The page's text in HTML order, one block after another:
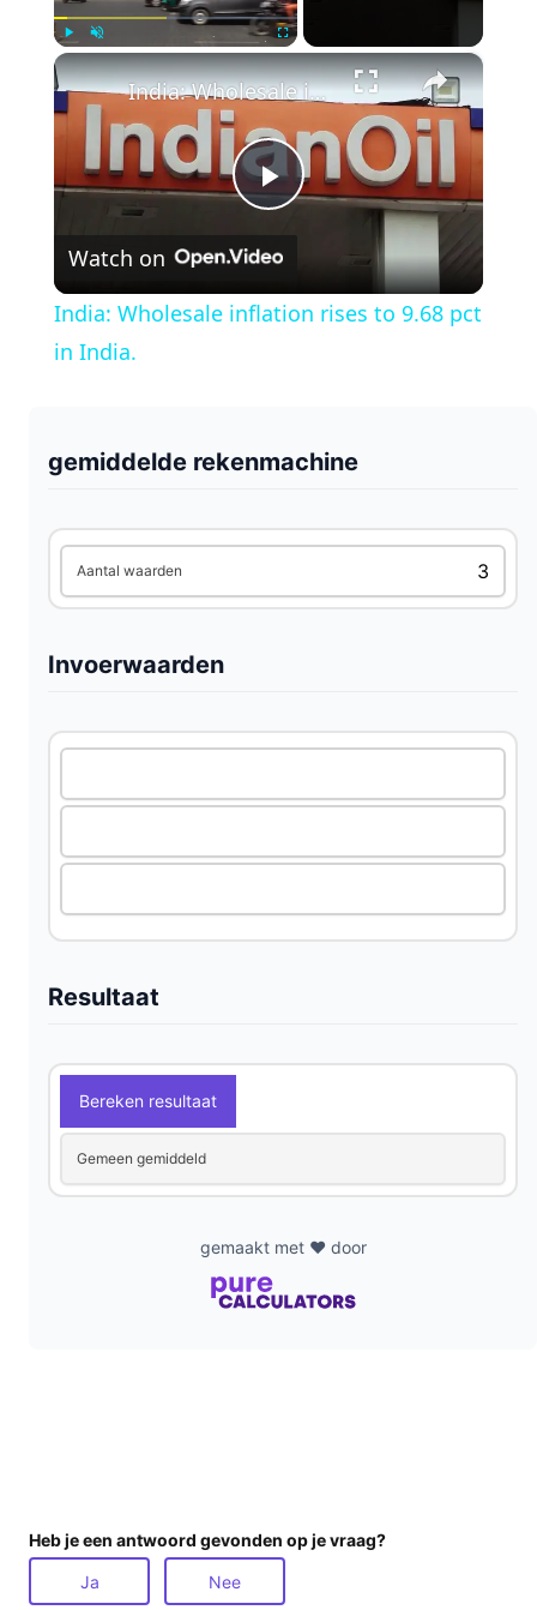
×
P
India: Wholesale inflation rises to 9.68 pct in India.
Watch on
India: Wholesale inflation rises to 9.68 pct
in India.
gemiddelde rekenmachine
Aantal waarden
Invoerwaarden
Resultaat
Bereken resultaat
Gemeen gemiddeld
gemaakt met ❤️ door
Heb je een antwoord gevonden op je vraag?
Ja Nee